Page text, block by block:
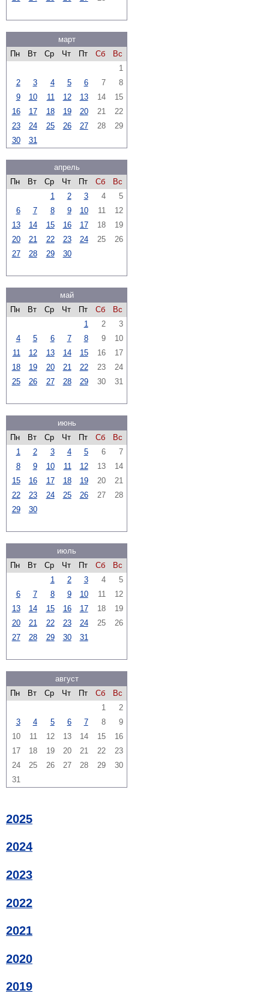
март
Пн
Вт Ср Чт Пт Сб
Вс
1
2
3 4 5 6 7
8
9
10 11 12 13 14
15
16
17 18 19 20 21
22
23
24 25 26 27 28
29
30
31
апрель
Пн
Вт Ср Чт Пт Сб
Вс
1
2 3 4
5
6
7 8 9 10 11
12
13
14 15 16 17 18
19
20
21 22 23 24 25
26
27
28 29 30
май
Пн
Вт Ср Чт Пт Сб
Вс
1
2
3
4
5 6 7 8 9
10
11
12 13 14 15 16
17
18
19 20 21 22 23
24
25
26 27 28 29 30 31
июнь
Пн
Вт Ср Чт Пт Сб
Вс
1
2 3 4 5 6
7
8
9 10 11 12 13
14
15
16 17 18 19 20
21
22
23 24 25 26 27
28
29
30
июль
Пн
Вт Ср Чт Пт Сб
Вс
1
2 3 4
5
6
7 8 9 10 11
12
13
14 15 16 17 18
19
20
21 22 23 24 25
26
27
28 29 30 31
август
Пн
Вт Ср Чт Пт Сб
Вс
1
2
3
4 5 6 7 8
9
10
11 12 13 14 15
16
17
18 19 20 21 22
23
24
25 26 27 28 29
30
31
2025
2024
2023
2022
2021
2020
2019